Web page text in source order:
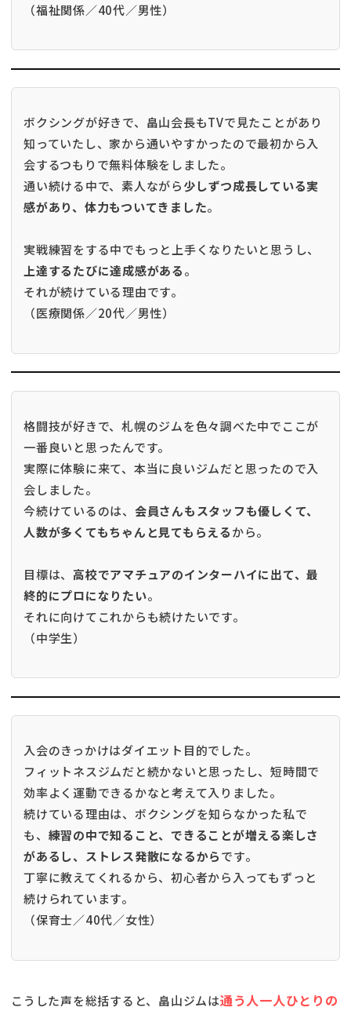
（福祉関係／40代／男性）
ボクシングが好きで、畠山会長もTVで見たことがあり
知っていたし、家から通いやすかったので最初から入
会するつもりで無料体験をしました。
通い続ける中で、素人ながら少しずつ成長している実
感があり、体力もついてきました。
実戦練習をする中でもっと上手くなりたいと思うし、
上達するたびに達成感がある。
それが続けている理由です。
（医療関係／20代／男性）
格闘技が好きで、札幌のジムを色々調べた中でここが
一番良いと思ったんです。
実際に体験に来て、本当に良いジムだと思ったので入
会しました。
今続けているのは、 会員さんもスタッフも優しくて、
人数が多くてもちゃんと見てもらえるから。
目標は、 高校でアマチュアのインターハイに出て、最
終的にプロになりたい。
それに向けてこれからも続けたいです。
（中学生）
入会のきっかけはダイエット目的でした。
フィットネスジムだと続かないと思ったし、短時間で
効率よく運動できるかなと考えて入りました。
続けている理由は、ボクシングを知らなかった私で
も、 練習の中で知ること、できることが増える楽しさ
があるし、ストレス発散になるからです。
丁寧に教えてくれるから、初心者から入ってもずっと
続けられています。
（保育士／40代／女性）
こうした声を総括すると、畠山ジムは通う人一人ひとりの